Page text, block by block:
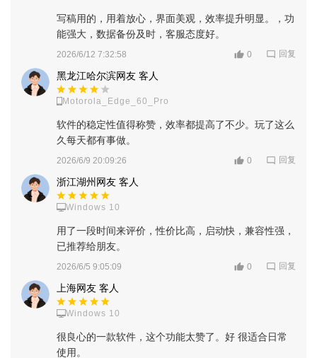
软件功能
3D创作：用户能够轻松创作三维内容，包括但不限于3D模
型、场景设计等。
裸眼3D视觉体验：在手机贴上推荐的裸眼3D膜，并搭配深AI
幻境App，用户无需佩戴任何眼镜或头盔等额外设备，即可直接
观看3D视频，感受如临其境的立体显示效果。
写稿用的，用着放心，界面美观，效率提升明显。，功
能强大，数据备份及时，客服态度好。
2026/6/12 7:32:58 0 回复
黑龙江哈尔滨网友 客人
Motorola_Edge_60_Pro
软件的稳定性值得称赞，效率都提高了不少。玩了这么
久每天都有事做。
2026/6/9 20:09:26 0 回复
浙江湖州网友 客人
Windows 10
用了一段时间来评价，性价比高，启动快，兼容性强，
已推荐给朋友。
2026/6/5 9:05:09 0 回复
上海网友 客人
Windows 10
很良心的一款软件，这个功能太赞了。好 很适合日常
使用。